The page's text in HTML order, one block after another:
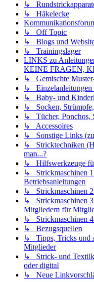
↳
↳ Häkelecke
↳ Off Topic
↳ Blogs und
↳ Trainingslager
LINKS zu
KEINE FRAGEN,
↳ Gemischte
↳ Einzelanleitungen
↳ Baby- und
↳ Socken, Strümpfe,
↳ Tücher, Ponchos,
↳ Accessoires
↳ Sonstige Links
↳ Stricktechniken
man...?
↳ Hilfswerkzeuge
↳ Strickmaschinen 1
Betriebsanleitungen
↳ Strickmaschinen
↳ Strickmaschinen 3
Mitgliedern für
↳ Strickmaschinen 4
↳ Bezugsquellen
↳ Tipps, Tricks und
Mitglieder
↳ Strick- und
oder digital
↳ Neue